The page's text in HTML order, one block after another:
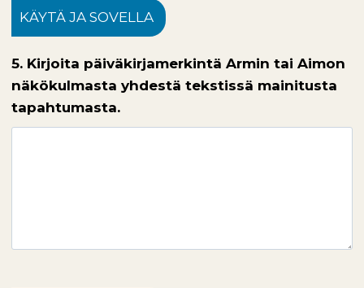
KÄYTÄ JA SOVELLA
5. Kirjoita päiväkirjamerkintä Armin tai Aimon
näkökulmasta yhdestä tekstissä mainitusta
tapahtumasta.